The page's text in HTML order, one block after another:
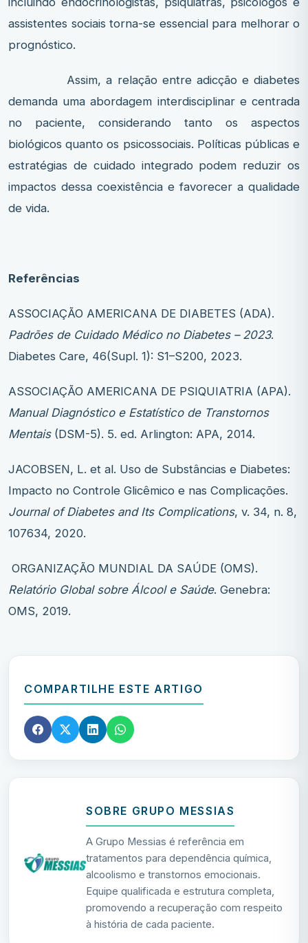
assistentes sociais torna-se essencial para melhorar o
prognóstico.
Assim, a relação entre adicção e diabetes
demanda uma abordagem interdisciplinar e centrada
no paciente, considerando tanto os aspectos
biológicos quanto os psicossociais. Políticas públicas e
estratégias de cuidado integrado podem reduzir os
impactos dessa coexistência e favorecer a qualidade
de vida.
Referências
ASSOCIAÇÃO AMERICANA DE DIABETES (ADA).
Padrões de Cuidado Médico no Diabetes – 2023.
Diabetes Care, 46(Supl. 1): S1–S200, 2023.
ASSOCIAÇÃO AMERICANA DE PSIQUIATRIA (APA).
Manual Diagnóstico e Estatístico de Transtornos
Mentais(DSM-5). 5. ed. Arlington: APA, 2014.
JACOBSEN, L. et al. Uso de Substâncias e Diabetes:
Impacto no Controle Glicêmico e nas Complicações.
Journal of Diabetes and Its Complications, v. 34, n. 8,
107634, 2020.
ORGANIZAÇÃO MUNDIAL DA SAÚDE (OMS).
Relatório Global sobre Álcool e Saúde. Genebra:
OMS, 2019.
COMPARTILHE ESTE ARTIGO
SOBRE GRUPO MESSIAS
A Grupo Messias é referência em
tratamentos para dependência química,
alcoolismo e transtornos emocionais.
Equipe qualificada e estrutura completa,
promovendo a recuperação com respeito
à história de cada paciente.